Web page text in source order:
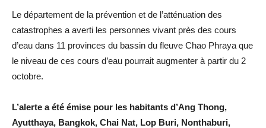
Le département de la prévention et de l’atténuation des
catastrophes a averti les personnes vivant près des cours
d’eau dans 11 provinces du bassin du fleuve Chao Phraya que
le niveau de ces cours d’eau pourrait augmenter à partir du 2
octobre.
L’alerte a été émise pour les habitants d’Ang Thong,
Ayutthaya, Bangkok, Chai Nat, Lop Buri, Nonthaburi,